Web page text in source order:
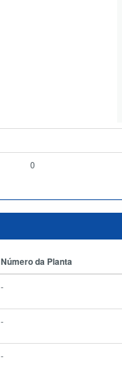
0
Número da Planta
-
-
-